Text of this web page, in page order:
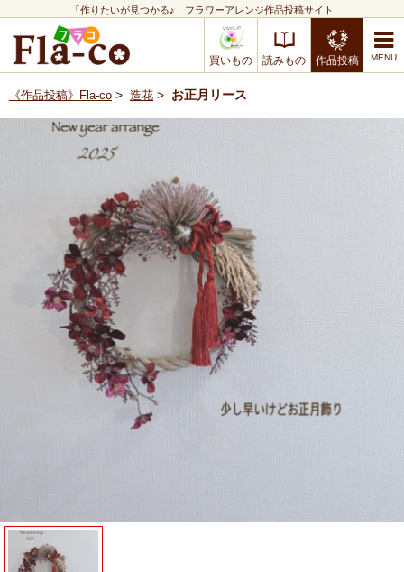
「作りたいが見つかる♪」フラワーアレンジ作品投稿サイト
買いもの 読みもの 作品投稿
《作品投稿》Fla-co > 造花 > お正月リース